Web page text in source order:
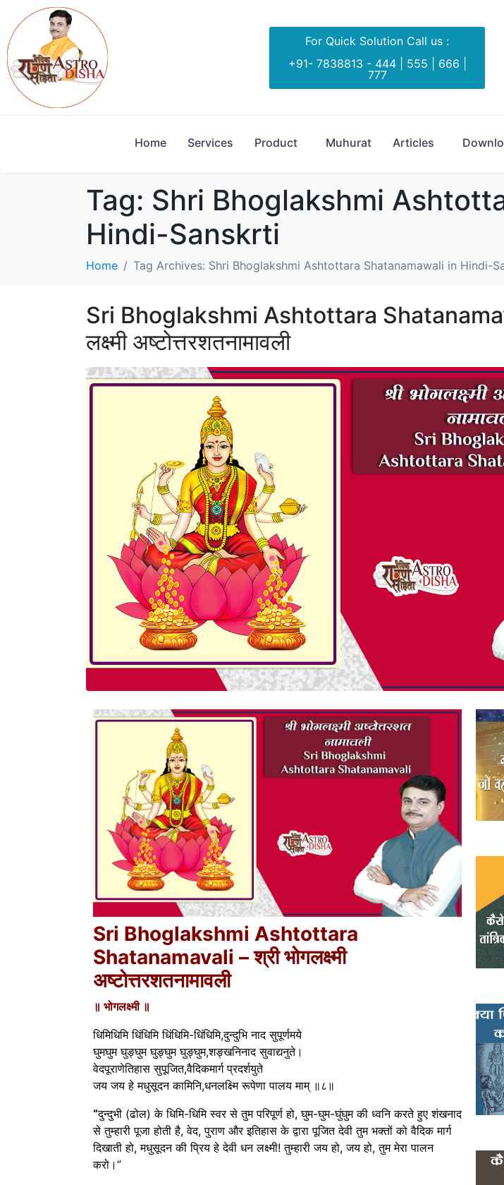
For Quick Solution Call us :
+91- 7838813 - 444 | 555 | 666 |
777
Home Services Product Muhurat Articles
Tag: Shri Bhoglakshmi
Hindi-Sanskrti
Home Tag Archives: Shri Bhoglakshmi Ashtottara Shatanamawali in Hindi-
Sri Bhoglakshmi Ashtottara
लक्ष्मी अष्टोत्तरशतनामावली
Sri Bhoglakshmi Ashtottara
Shatanamavali – श्री भोगलक्ष्मी
अष्टोत्तरशतनामावली
॥ भोगलक्ष्मी ॥
धिमिधिमि धिंधिमि धिंधिमि-धिंधिमि,दुन्दुभि नाद सुपूर्णमये
घुमघुम घुङ्घुम घुङ्घुम घुङ्घुम,शङ्खनिनाद सुवाद्यनुते।
वेदपूराणेतिहास सुपूजित,वैदिकमार्ग प्रदर्शयुते
जय जय हे मधुसूदन कामिनि,धनलक्ष्मि रूपेणा पालय माम् ॥८॥
“दुन्दुभी (ढोल) के धिमि-धिमि स्वर से तुम परिपूर्ण हो, घुम-घुम-घुंघुम की ध्वनि करते हुए शंखनाद
से तुम्हारी पूजा होती है, वेद, पुराण और इतिहास के द्वारा पूजित देवी तुम भक्तों को वैदिक मार्ग
दिखाती हो, मधुसूदन की प्रिय हे देवी धन लक्ष्मी! तुम्हारी जय हो, जय हो, तुम मेरा पालन
करो।”